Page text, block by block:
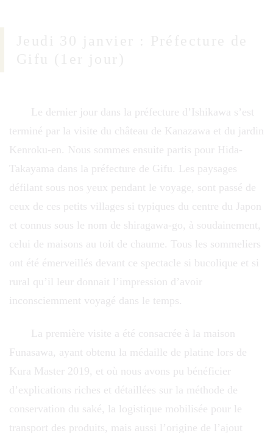
Le dernier jour dans la préfecture d’Ishikawa s’est
terminé par la visite du château de Kanazawa et du jardin
Kenroku-en. Nous sommes ensuite partis pour Hida-
Takayama dans la préfecture de Gifu. Les paysages
défilant sous nos yeux pendant le voyage, sont passé de
ceux de ces petits villages si typiques du centre du Japon
et connus sous le nom de shiragawa-go, à soudainement,
celui de maisons au toit de chaume. Tous les sommeliers
ont été émerveillés devant ce spectacle si bucolique et si
rural qu’il leur donnait l’impression d’avoir
inconsciemment voyagé dans le temps.
La première visite a été consacrée à la maison
Funasawa, ayant obtenu la médaille de platine lors de
Kura Master 2019, et où nous avons pu bénéficier
d’explications riches et détaillées sur la méthode de
conservation du saké, la logistique mobilisée pour le
transport des produits, mais aussi l’origine de l’ajout